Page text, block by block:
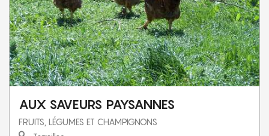
AUX SAVEURS PAYSANNES
FRUITS, LÉGUMES ET CHAMPIGNONS